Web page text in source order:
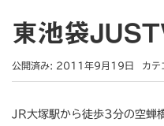
東池袋
公開済み: 2011年9月19日 カテ
JR大塚駅から徒歩3分の空蝉